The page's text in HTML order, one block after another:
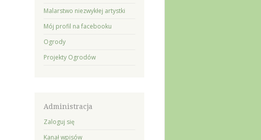
Malarstwo niezwykłej artystki
Mój profil na facebooku
Ogrody
Projekty Ogrodów
Administracja
Zaloguj się
Kanał wpisów